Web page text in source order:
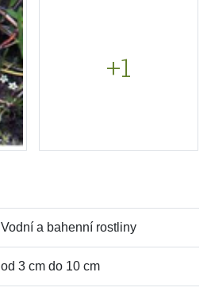
+1
Vodní a bahenní rostliny
od 3 cm do 10 cm